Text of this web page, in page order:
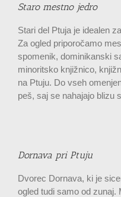
Staro mestno jedro
Stari del Ptuja je idealen
Za ogled priporočamo
spomenik, dominikanski
minoritsko knjižnico,
na Ptuju. Do vseh
peš, saj se nahajajo blizu
Dornava pri Ptuju
Dvorec Dornava, ki je
ogled tudi samo od zunaj.